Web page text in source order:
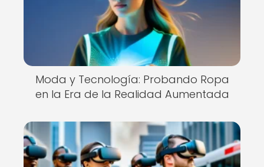
Moda y Tecnología: Probando Ropa
en la Era de la Realidad Aumentada